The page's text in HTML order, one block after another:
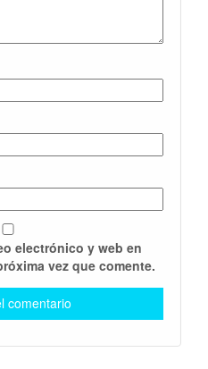
electrónico y web en
vez que comente.